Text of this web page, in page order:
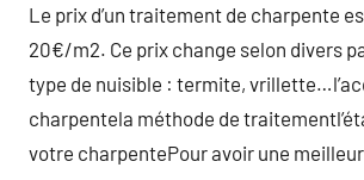
Le prix d’un traitement de charpente
20€/m2. Ce prix change selon divers
type de nuisible : termite,
charpentela méthode de
votre charpentePour avoir une